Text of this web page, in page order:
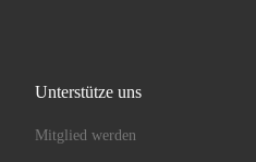
Unterstütze uns
Mitglied werden